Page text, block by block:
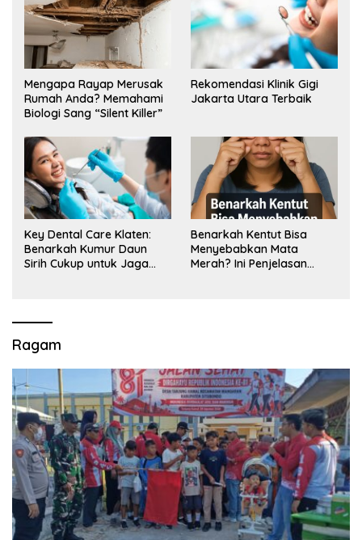
Mengapa Rayap Merusak
Rumah Anda? Memahami
Biologi Sang “Silent Killer”
Rekomendasi Klinik Gigi
Jakarta Utara Terbaik
Key Dental Care Klaten:
Benarkah Kumur Daun
Sirih Cukup untuk Jaga
Benarkah Kentut Bisa
Menyebabkan Mata
Merah? Ini Penjelasan
Ragam